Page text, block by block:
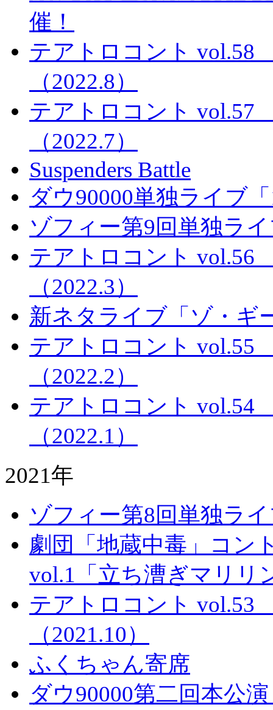
催！
テアトロコント
（2022.8）
テアトロコント
（2022.7）
Suspenders Battle
ダウ90000単独ライブ
ゾフィー第9回単独ラ
テアトロコント
（2022.3）
新ネタライブ「ゾ・ギ
テアトロコント
（2022.2）
テアトロコント
（2022.1）
2021年
ゾフィー第8回単独ラ
劇団「地蔵中毒」コン
vol.1「立ち漕ぎマリリ
テアトロコント
（2021.10）
ふくちゃん寄席
ダウ90000第二回本公